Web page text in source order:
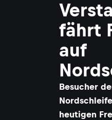
fährt
auf
Besucher
heutigen